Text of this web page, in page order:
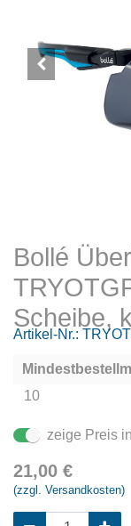
Bollé
Scheibe,
Artikel-Nr.:
10
zeige Preis
21,00 €
(zzgl. Versandkosten)